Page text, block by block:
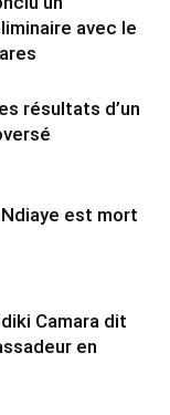
avec le
résultats d’un
est mort
Camara dit
en